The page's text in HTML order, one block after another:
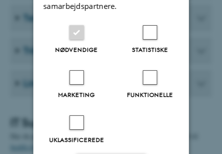
Telefoni
Trådløst netværk
Links vedr. IT
IT Support
Har du problemer eller spørgsmål kan du sende en forespørgsel til
health.it@au.dk
samarbejdspartnere.
NØDVENDIGE STATISTISKE
MARKETING FUNKTIONELLE
UKLASSIFICEREDE